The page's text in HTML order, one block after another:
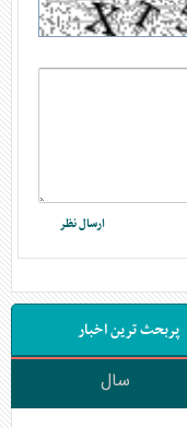
پربحث ترین اخبار
سال